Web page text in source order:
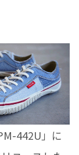
442U」に